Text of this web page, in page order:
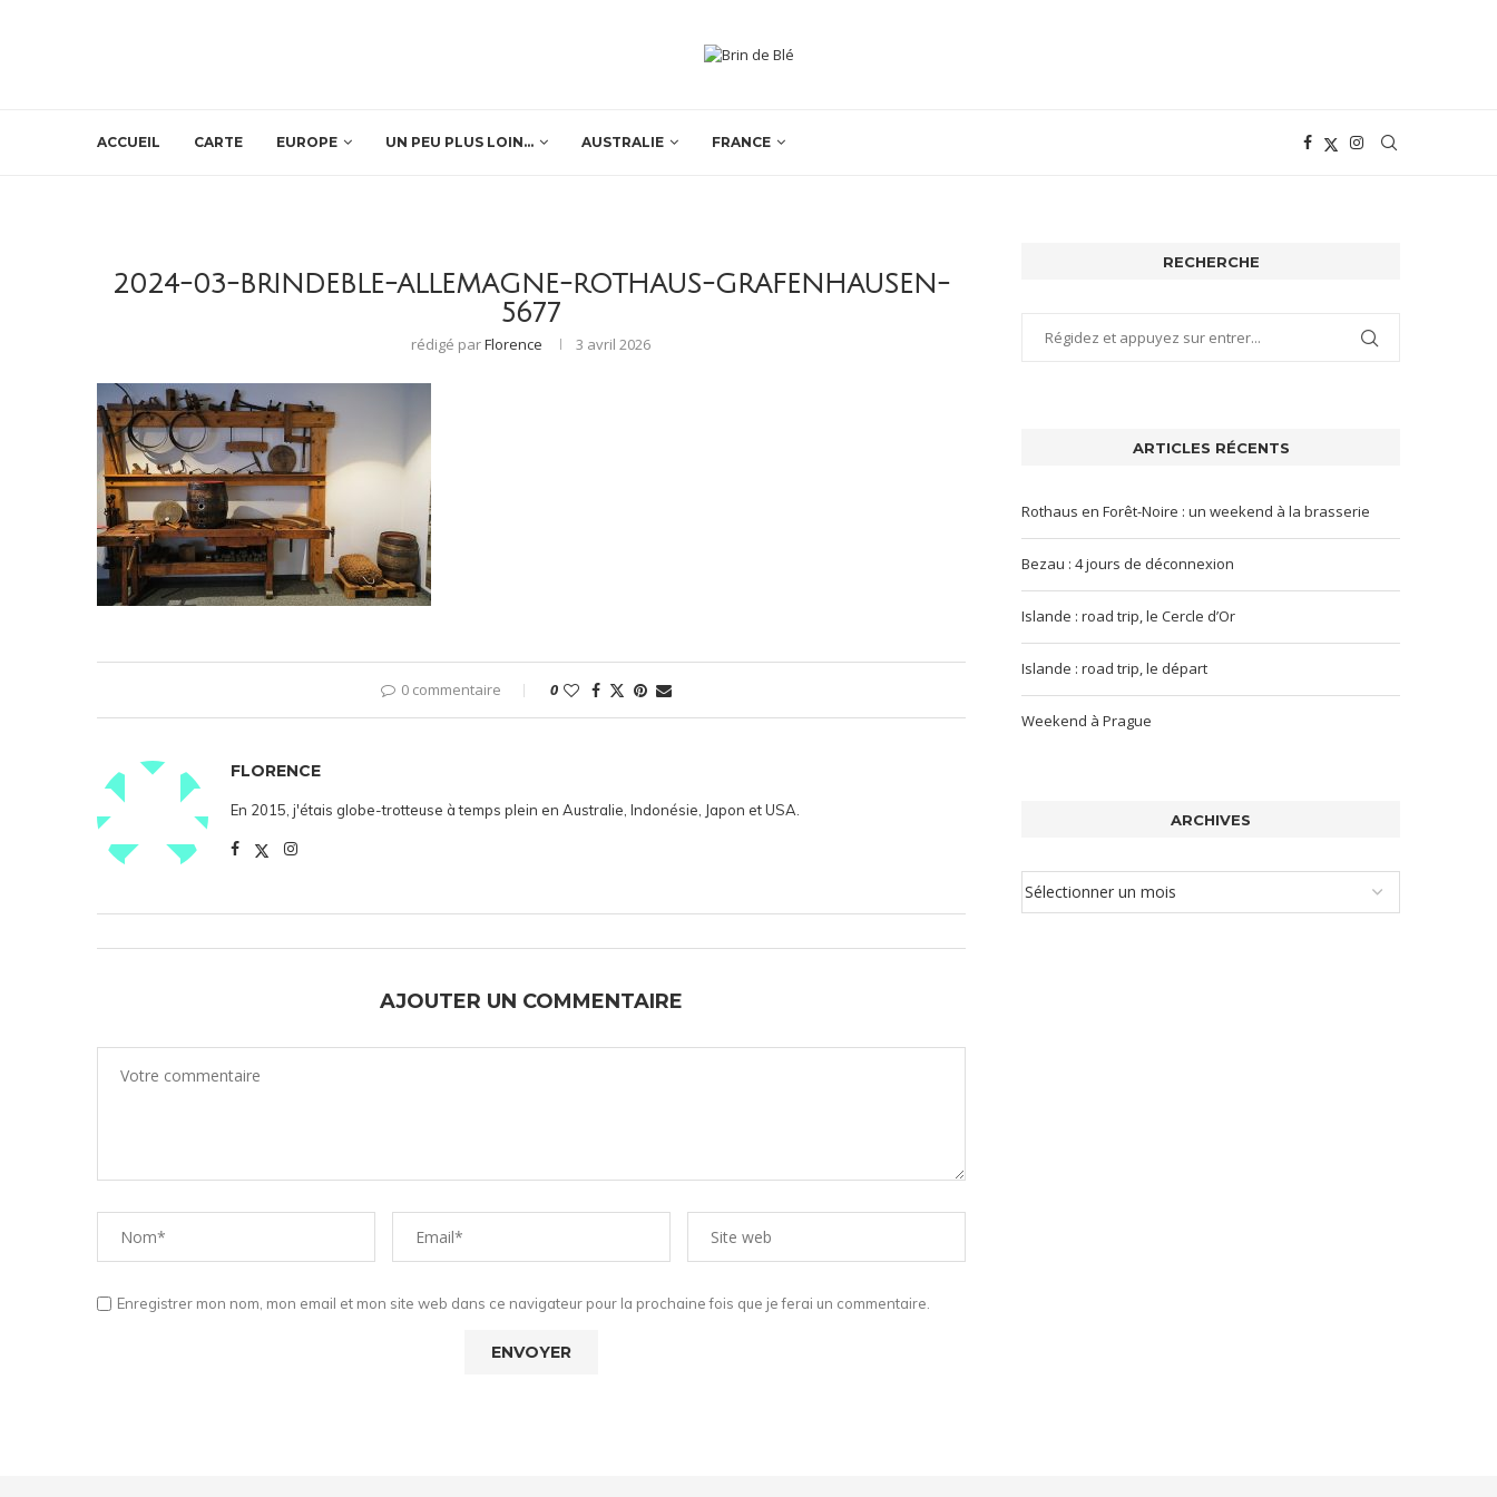
ACCUEIL CARTE EUROPE UN PEU PLUS LOIN… AUSTRALIE FRANCE
2024-03-BRINDEBLE-ALLEMAGNE-ROTHAUS-GRAFENHAUSEN-
5677
rédigé parFlorence 3 avril 2026
0 commentaire 0
FLORENCE
En 2015, j'étais globe-trotteuse à temps plein en Australie, Indonésie, Japon et USA.
AJOUTER UN COMMENTAIRE
Enregistrer mon nom, mon email et mon site web dans ce navigateur pour la prochaine fois que je ferai un commentaire.
RECHERCHE
ARTICLES RÉCENTS
Rothaus en Forêt-Noire : un weekend à la brasserie
Bezau : 4 jours de déconnexion
Islande : road trip, le Cercle d’Or
Islande : road trip, le départ
Weekend à Prague
ARCHIVES